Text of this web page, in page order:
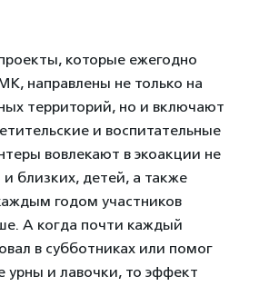
которые ежегодно
направлены не только на
территорий, но и включают
и воспитательные
вовлекают в экоакции не
и близких, детей, а также
годом участников
А когда почти каждый
в субботниках или помог
урны и лавочки, то эффект